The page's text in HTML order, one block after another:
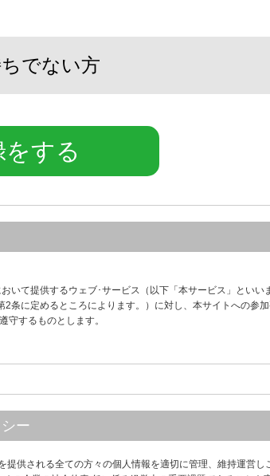
でない方
する